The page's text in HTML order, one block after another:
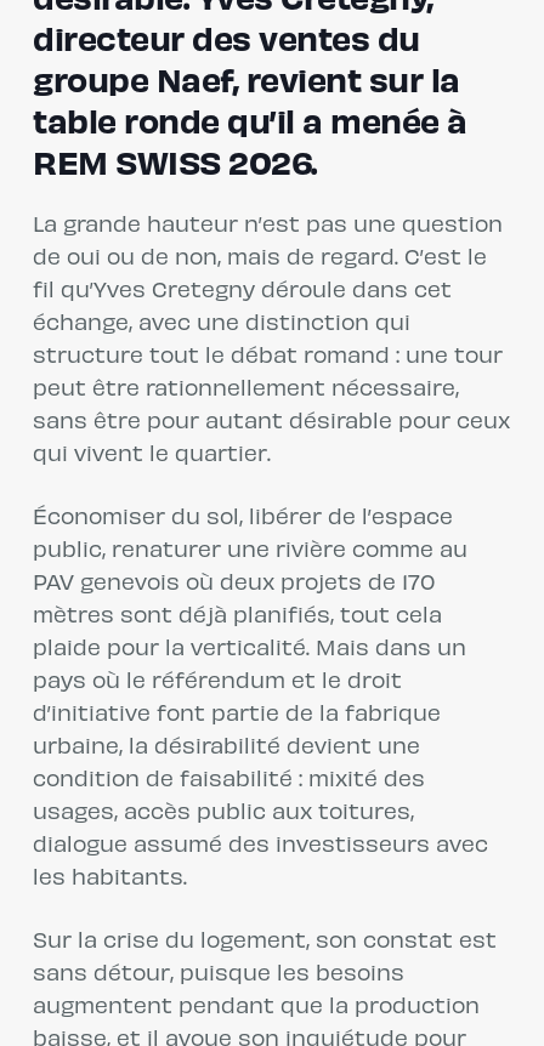
directeur des ventes du
groupe Naef, revient sur la
table ronde qu’il a menée à
REM SWISS 2026.
La grande hauteur n’est pas une question
de oui ou de non, mais de regard. C’est le
fil qu’Yves Cretegny déroule dans cet
échange, avec une distinction qui
structure tout le débat romand : une tour
peut être rationnellement nécessaire,
sans être pour autant désirable pour ceux
qui vivent le quartier.
Économiser du sol, libérer de l’espace
public, renaturer une rivière comme au
PAV genevois où deux projets de 170
mètres sont déjà planifiés, tout cela
plaide pour la verticalité. Mais dans un
pays où le référendum et le droit
d’initiative font partie de la fabrique
urbaine, la désirabilité devient une
condition de faisabilité : mixité des
usages, accès public aux toitures,
dialogue assumé des investisseurs avec
les habitants.
Sur la crise du logement, son constat est
sans détour, puisque les besoins
augmentent pendant que la production
baisse, et il avoue son inquiétude pour